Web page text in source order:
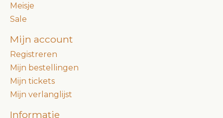
Meisje
Sale
Mijn account
Registreren
Mijn bestellingen
Mijn tickets
Mijn verlanglijst
Informatie